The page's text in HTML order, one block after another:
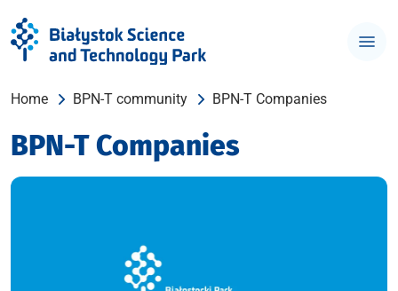
Home BPN-T community BPN-T Companies
BPN-T Companies